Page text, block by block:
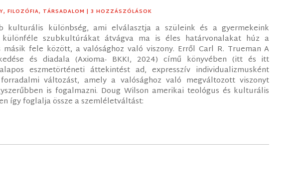
,FILOZÓFIA, TÁRSADALOM | 3 HOZZÁSZÓLÁSOK
kulturális különbség, ami elválasztja a szüleink és a gyermekeink
szubkultúrákat átvágva ma is éles határvonalakat húz a
fele között, a valósághoz való viszony. Erről Carl R. Trueman A
és diadala (Axioma- BKKI, 2024) című könyvében (itt és itt
eszmetörténeti áttekintést ad, expresszív individualizmusként
változást, amely a valósághoz való megváltozott viszonyt
is fogalmazni. Doug Wilson amerikai teológus és kulturális
így foglalja össze a szemléletváltást: